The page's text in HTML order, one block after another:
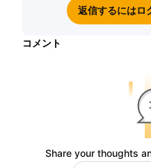
返信するにはロ
コメント
Share your thoughts